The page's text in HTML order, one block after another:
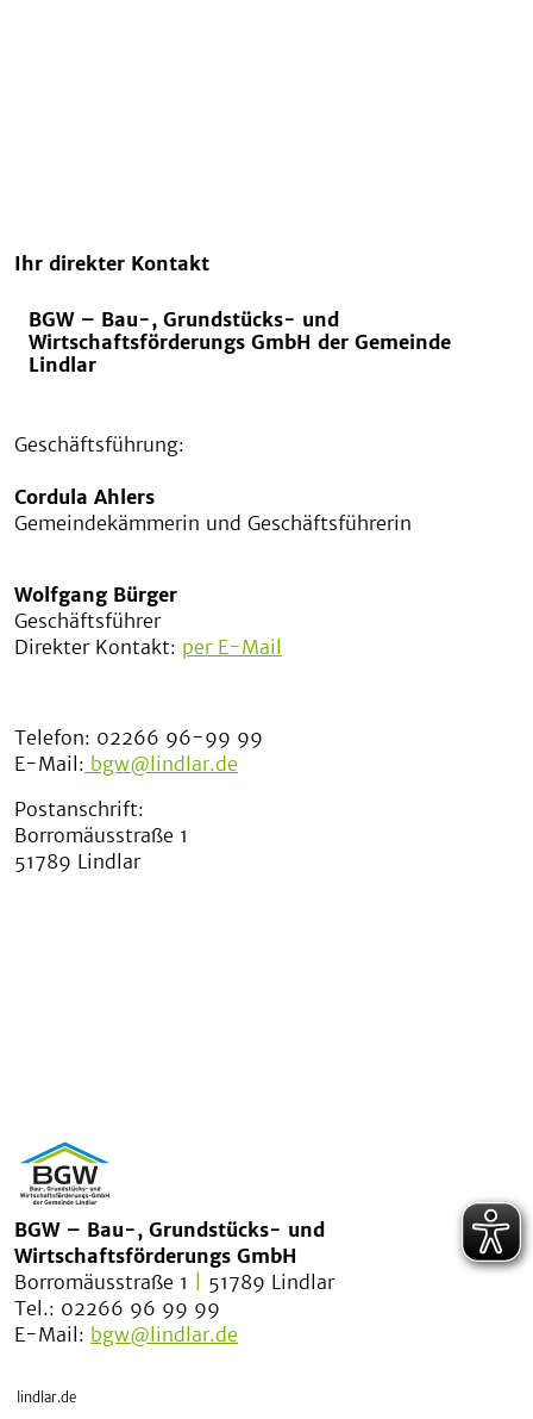
Ihr direkter Kontakt
BGW – Bau-, Grundstücks- und
Wirtschaftsförderungs GmbH der Gemeinde
Lindlar
Geschäftsführung:
Cordula Ahlers
Gemeindekämmerin und Geschäftsführerin
Wolfgang Bürger
Geschäftsführer
Direkter Kontakt: per E-Mail
Telefon: 02266 96-99 99
E-Mail: bgw@lindlar.de
Postanschrift:
Borromäusstraße 1
51789 Lindlar
BGW – Bau-, Grundstücks- und
Wirtschaftsförderungs GmbH
Borromäusstraße 1
51789 Lindlar
Tel.: 02266 96 99 99
E-Mail: bgw@lindlar.de
lindlar.de